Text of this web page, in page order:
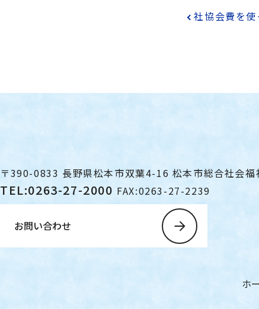
社協会費を
〒390-0833 長野県松本市双葉4-16 松本市総合社会福
TEL:0263-27-2000 FAX:0263-27-2239
お問い合わせ
ホ